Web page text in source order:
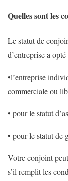
Quelles sont les
Le statut de
d’entreprise a
•l’entreprise
commerciale ou
• pour le statut
• pour le statut
Votre conjoint
s’il remplit les